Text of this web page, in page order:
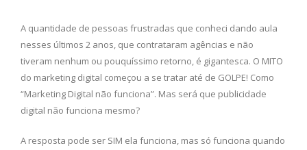
A quantidade de pessoas frustradas que conheci dando aula
nesses últimos 2 anos, que contrataram agências e não
tiveram nenhum ou pouquíssimo retorno, é gigantesca. O MITO
do marketing digital começou a se tratar até de GOLPE! Como
“Marketing Digital não funciona”. Mas será que publicidade
digital não funciona mesmo?
A resposta pode ser SIM ela funciona, mas só funciona quando